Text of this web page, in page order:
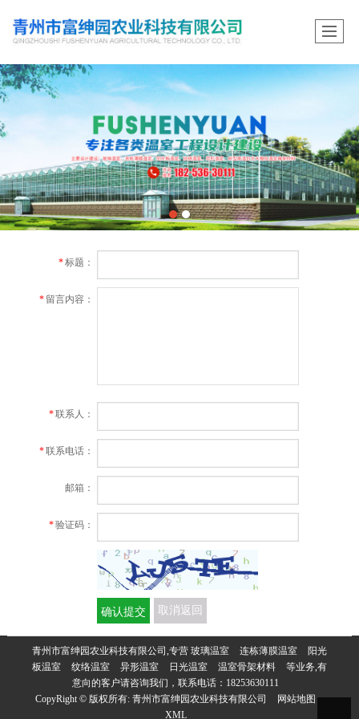
*标题：
* 留言内容：
*联系人：
*联系电话：
邮箱：
*验证码：
确认提交 取消返回
青州市富绅园农业科技有限公司,专营 玻璃温室 连栋薄膜温室
阳光
板温室
纹络温室 异形温室 日光温室 温室骨架材料
等业务,有
意向的客户请咨询我们，联系电话： 18253630111
CopyRight © 版权所有: 青州市富绅园农业科技有限公司
网站地图
XML